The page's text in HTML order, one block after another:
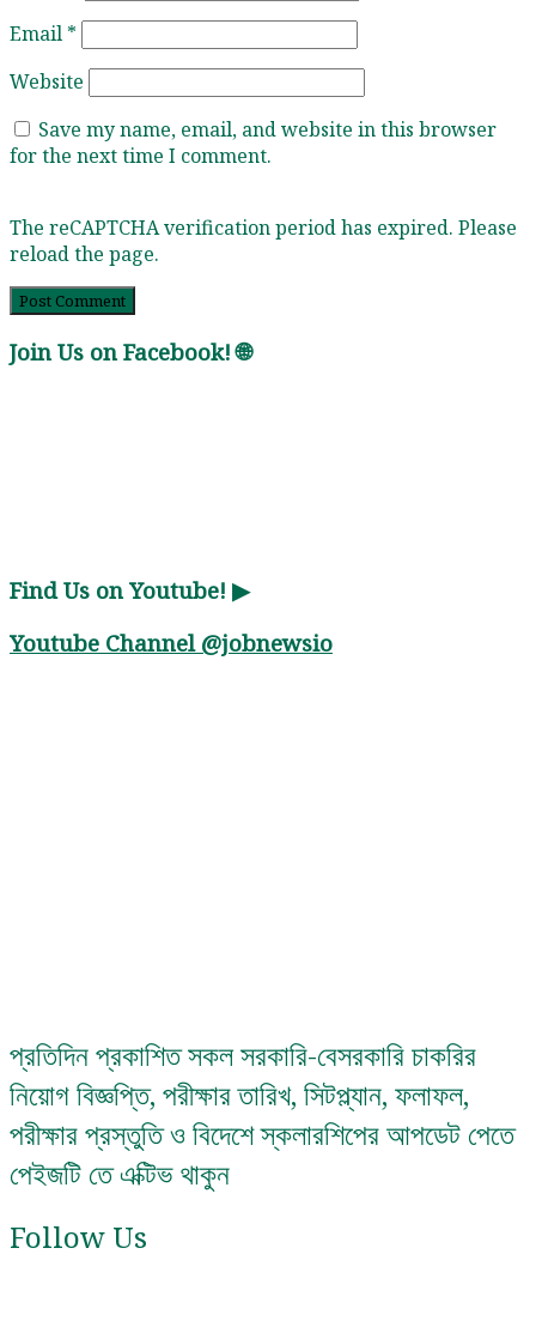
Email *
Website
Save my name, email, and website in this browser
for the next time I comment.
The reCAPTCHA verification period has expired. Please
reload the page.
Join Us on Facebook! 🌐
Find Us on Youtube! ▶
Youtube Channel @jobnewsio
প্রতিদিন প্রকাশিত সকল সরকারি-বেসরকারি চাকরির
নিয়োগ বিজ্ঞপ্তি, পরীক্ষার তারিখ, সিটপ্ল্যান, ফলাফল,
পরীক্ষার প্রস্তুতি ও বিদেশে স্কলারশিপের আপডেট পেতে
পেইজটি তে এক্টিভ থাকুন
Follow Us